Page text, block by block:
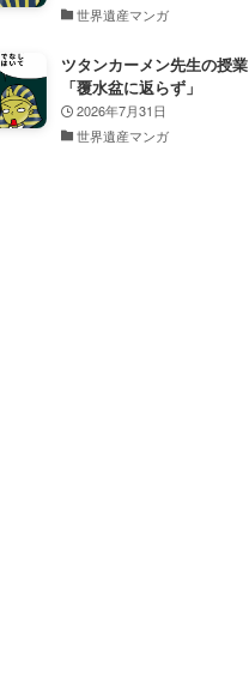
世界遺産マンガ
ツタンカーメン先生の授業
「覆水盆に返らず」
2026年7月31日
世界遺産マンガ